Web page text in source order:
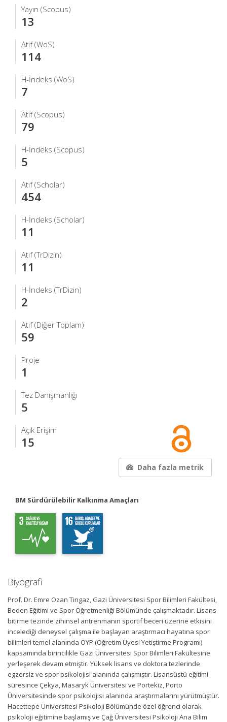
Yayın (Scopus)
13
Atıf (WoS)
114
H-İndeks (WoS)
7
Atıf (Scopus)
79
H-İndeks (Scopus)
5
Atıf (Scholar)
454
H-İndeks (Scholar)
11
Atıf (TrDizin)
11
H-İndeks (TrDizin)
2
Atıf (Diğer Toplam)
59
Proje
1
Tez Danışmanlığı
5
Açık Erişim
15
Daha fazla metrik
BM Sürdürülebilir Kalkınma Amaçları
Biyografi
Prof. Dr. Emre Ozan Tingaz, Gazi Üniversitesi Spor Bilimleri Fakültesi,
Beden Eğitimi ve Spor Öğretmenliği Bölümünde çalışmaktadır. Lisans
bitirme tezinde zihinsel antrenmanın sportif beceri üzerine etkisini
incelediği deneysel çalışma ile başlayan araştırmacı hayatına spor
bilimleri temel alanında ÖYP (Öğretim Üyesi Yetiştirme Programı)
kapsamında birincilikle Gazi Üniversitesi Spor Bilimleri Fakültesine
yerleşerek devam etmiştir. Yüksek lisans ve doktora tezlerinde
egzersiz ve spor psikolojisi alanında çalışmıştır. Lisansüstü eğitimi
süresince Çekya, Masaryk Üniversitesi ve Portekiz, Porto
Üniversitesinde spor psikolojisi alanında araştırmalarını yürütmüştür.
Hacettepe Üniversitesi Psikoloji Bölümünde özel öğrenci olarak
psikoloji eğitimine başlamış ve Çağ Üniversitesi Psikoloji Ana Bilim